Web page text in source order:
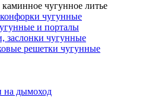
чугунное литье
чугунные
и порталы
заслонки чугунные
решетки чугунные
на дымоход